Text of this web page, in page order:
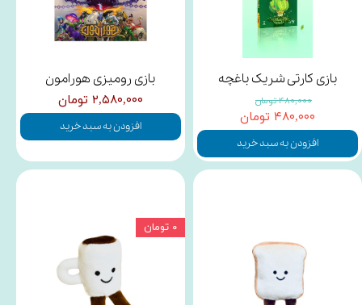
بازی کارتی شریک باغچه
۴۸۰,۰۰۰ تومان
۴۸۰,۰۰۰ تومان
افزودن به سبد خرید
بازی رومیزی هورامون
۲,۵۸۰,۰۰۰ تومان
افزودن به سبد خرید
۰ تومان